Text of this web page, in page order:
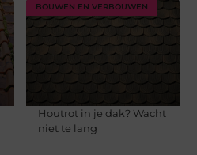
BOUWEN EN VERBOUWEN
Houtrot in je dak? Wacht
niet te lang